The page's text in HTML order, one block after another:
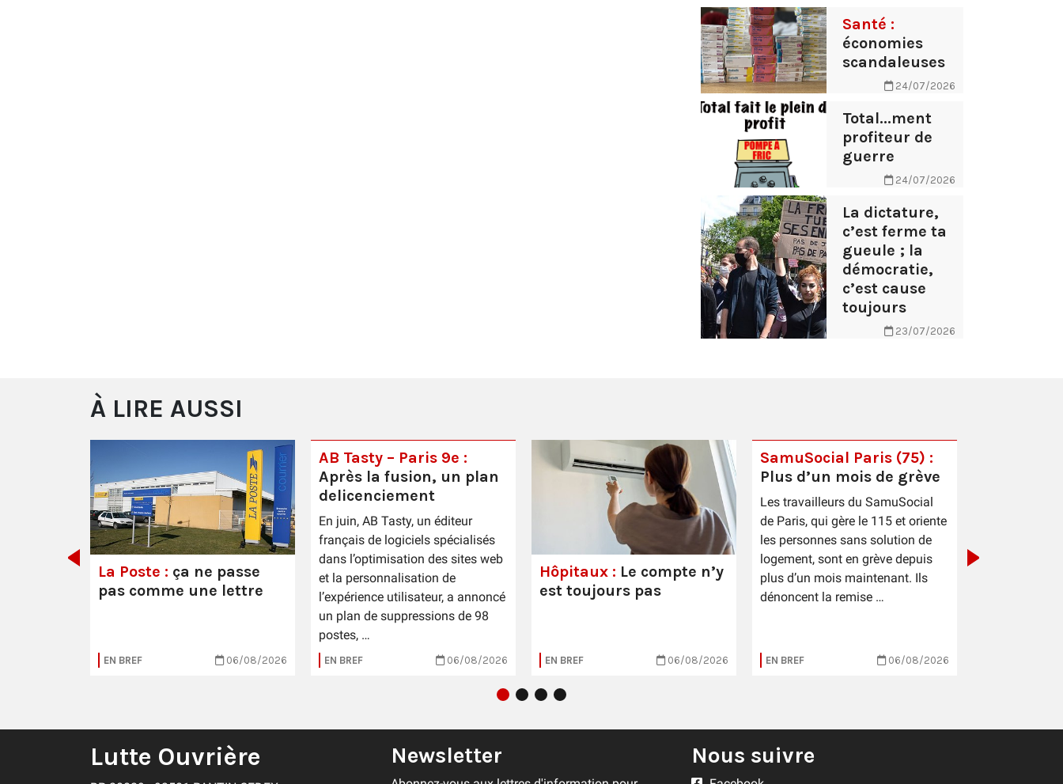
Santé :
économies
scandaleuses
24/07/2026
Total...ment
profiteur de
guerre
24/07/2026
La dictature,
c’est ferme ta
gueule ; la
démocratie,
c’est cause
toujours
23/07/2026
À LIRE AUSSI
La Poste : ça ne passe
pas comme une lettre
EN BREF 06/08/2026
AB Tasty – Paris 9e :
Après la fusion, un plan
delicenciement
En juin, AB Tasty, un éditeur
français de logiciels spécialisés
dans l’optimisation des sites web
et la personnalisation de
l’expérience utilisateur, a annoncé
un plan de suppressions de 98
postes, …
EN BREF 06/08/2026
Hôpitaux : Le compte n’y
est toujours pas
EN BREF 06/08/2026
SamuSocial Paris (75) :
Plus d’un mois de grève
Les travailleurs du SamuSocial
de Paris, qui gère le 115 et oriente
les personnes sans solution de
logement, sont en grève depuis
plus d’un mois maintenant. Ils
dénoncent la remise …
EN BREF 06/08/2026
Lutte Ouvrière Newsletter Nous suivre